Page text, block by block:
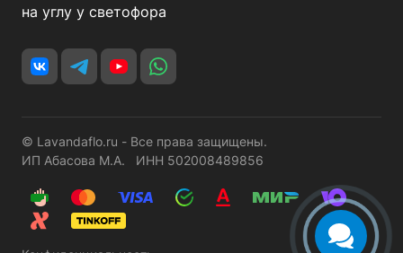
на углу у светофора
© Lavandaflo.ru - Все права защищены.
ИП Абасова М.А. ИНН 502008489856